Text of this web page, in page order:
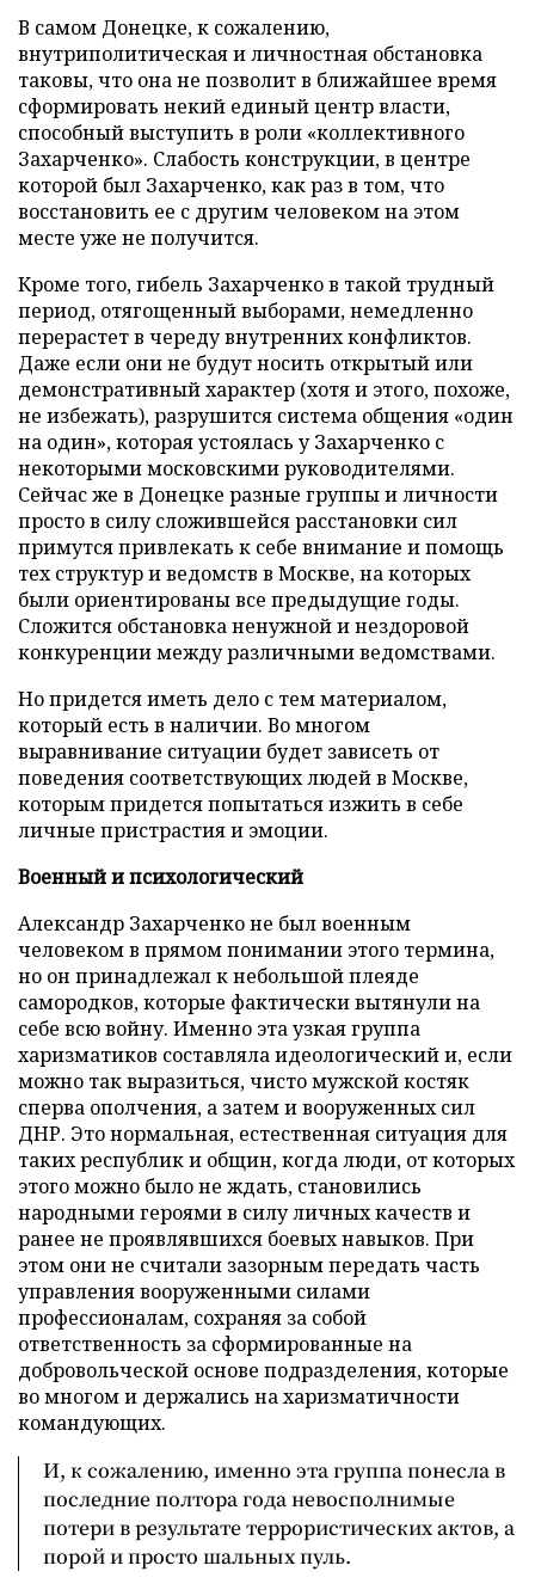
В самом Донецке, к сожалению,
внутриполитическая и личностная обстановка
таковы, что она не позволит в ближайшее время
сформировать некий единый центр власти,
способный выступить в роли «коллективного
Захарченко». Слабость конструкции, в центре
которой был Захарченко, как раз в том, что
восстановить ее с другим человеком на этом
месте уже не получится.
Кроме того, гибель Захарченко в такой трудный
период, отягощенный выборами, немедленно
перерастет в череду внутренних конфликтов.
Даже если они не будут носить открытый или
демонстративный характер (хотя и этого, похоже,
не избежать), разрушится система общения «один
на один», которая устоялась у Захарченко с
некоторыми московскими руководителями.
Сейчас же в Донецке разные группы и личности
просто в силу сложившейся расстановки сил
примутся привлекать к себе внимание и помощь
тех структур и ведомств в Москве, на которых
были ориентированы все предыдущие годы.
Сложится обстановка ненужной и нездоровой
конкуренции между различными ведомствами.
Но придется иметь дело с тем материалом,
который есть в наличии. Во многом
выравнивание ситуации будет зависеть от
поведения соответствующих людей в Москве,
которым придется попытаться изжить в себе
личные пристрастия и эмоции.
Военный и психологический
Александр Захарченко не был военным
человеком в прямом понимании этого термина,
но он принадлежал к небольшой плеяде
самородков, которые фактически вытянули на
себе всю войну. Именно эта узкая группа
харизматиков составляла идеологический и, если
можно так выразиться, чисто мужской костяк
сперва ополчения, а затем и вооруженных сил
ДНР. Это нормальная, естественная ситуация для
таких республик и общин, когда люди, от которых
этого можно было не ждать, становились
народными героями в силу личных качеств и
ранее не проявлявшихся боевых навыков. При
этом они не считали зазорным передать часть
управления вооруженными силами
профессионалам, сохраняя за собой
ответственность за сформированные на
добровольческой основе подразделения, которые
во многом и держались на харизматичности
командующих.
И, к сожалению, именно эта группа понесла в
последние полтора года невосполнимые
потери в результате террористических актов, а
порой и просто шальных пуль.